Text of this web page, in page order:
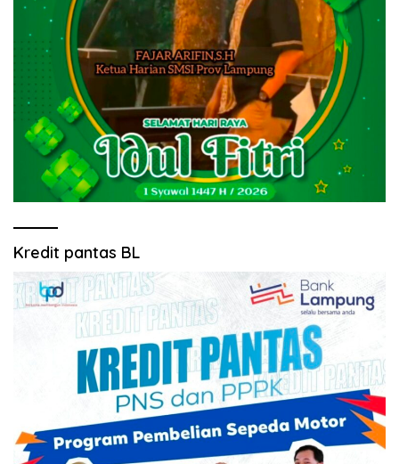
Kredit pantas BL